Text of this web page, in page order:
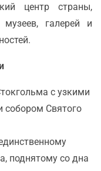
центр страны,
галерей и
с узкими
собором Святого
поднятому со дна